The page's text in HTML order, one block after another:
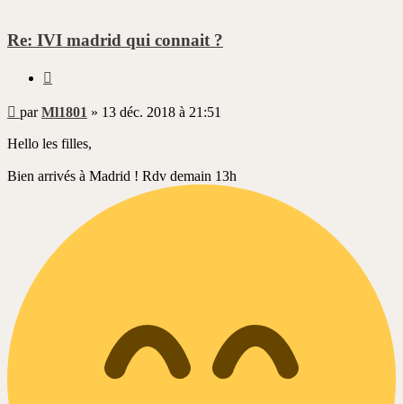
Re: IVI madrid qui connait ?
Message
non
lu
parMl1801 » 13 déc. 2018 à 21:51
Hello les filles,
Bien arrivés à Madrid ! Rdv demain 13h